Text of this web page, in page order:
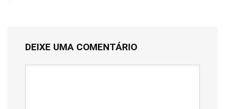
DEIXE UMA COMENTÁRIO